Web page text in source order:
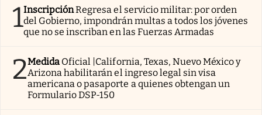
1InscripciónRegresa el servicio militar: por orden
del Gobierno, impondrán multas a todos los jóvenes
que no se inscriban en las Fuerzas Armadas
2Medida Oficial |California, Texas, Nuevo México y
Arizona habilitarán el ingreso legal sin visa
americana o pasaporte a quienes obtengan un
Formulario DSP-150